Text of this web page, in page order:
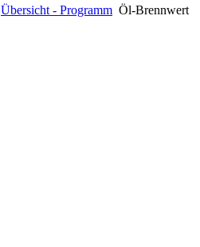
Übersicht - Programm Öl-Brennwert